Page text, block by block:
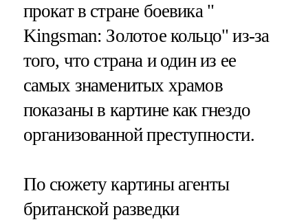
прокат в стране боевика "
Kingsman: Золотое кольцо" из-за
того, что страна и один из ее
самых знаменитых храмов
показаны в картине как гнездо
организованной преступности.
По сюжету картины агенты
британской разведки